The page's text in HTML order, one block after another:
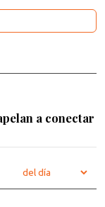
a conectar